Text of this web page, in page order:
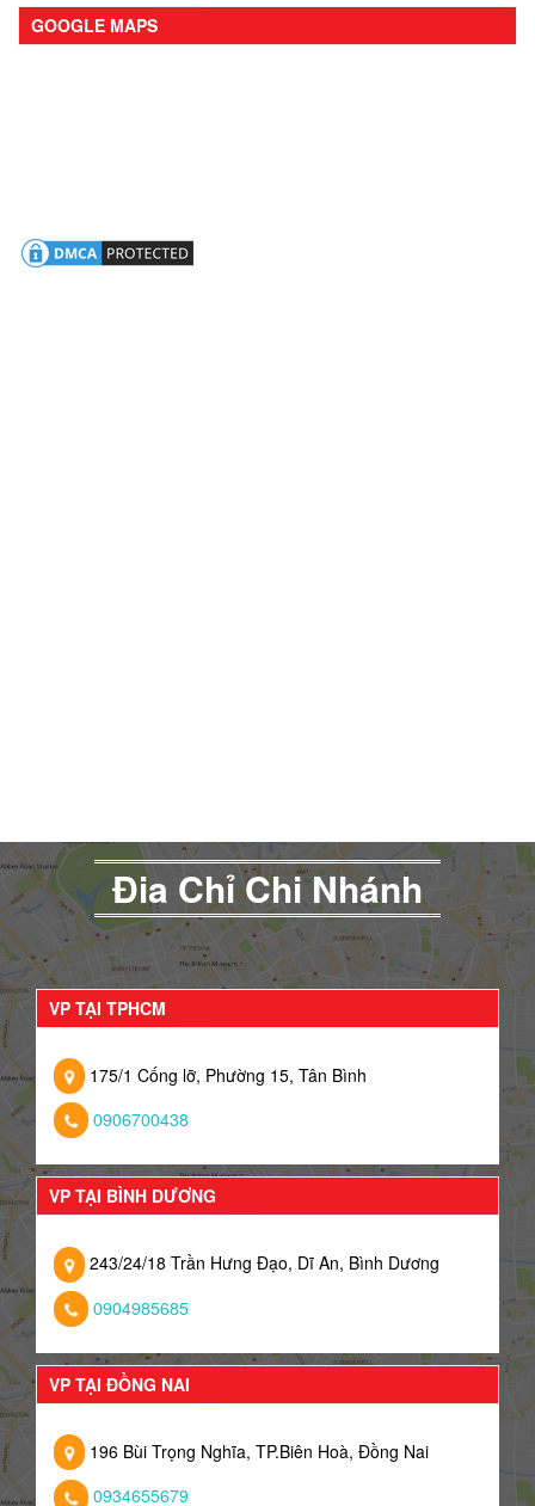
GOOGLE MAPS
Đia Chỉ Chi Nhánh
VP TẠI TPHCM
175/1 Cống lỡ, Phường 15, Tân Bình
0906700438
VP TẠI BÌNH DƯƠNG
243/24/18 Trần Hưng Đạo, Dĩ An, Bình Dương
0904985685
VP TẠI ĐỒNG NAI
196 Bùi Trọng Nghĩa, TP.Biên Hoà, Đồng Nai
0934655679